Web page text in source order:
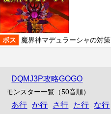
ボス 魔界神マデュラーシャの対策
DQMJ3P攻略GOGO
モンスター一覧（50音順）
あ行 か行 さ行 た行
な行